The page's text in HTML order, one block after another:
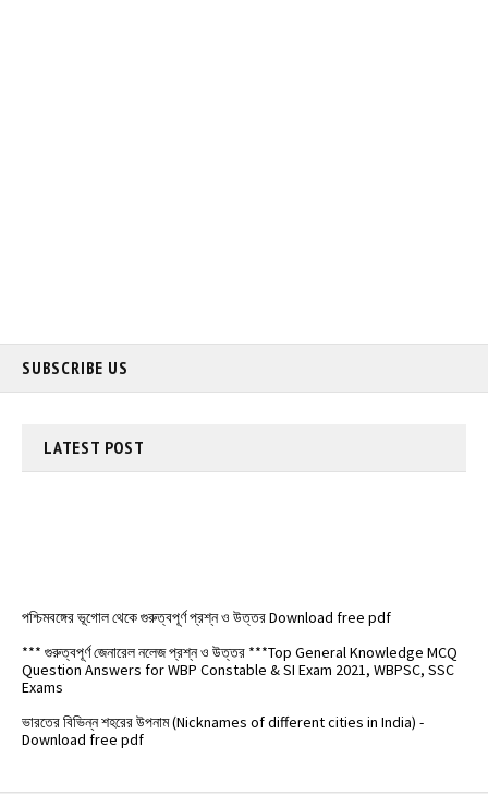
SUBSCRIBE US
LATEST POST
*** গুরুত্বপূর্ণ জেনারেল নলেজ প্রশ্ন ও উত্তর ***Top General Knowledge MCQ
Question Answers for WBP Constable & SI Exam 2021, WBPSC, SSC
Exams
Download free pdf
বিভিন্ন দেশের মুদ্রার নাম ও মনে রাখার ট্রিক্স - Names of currencies of different